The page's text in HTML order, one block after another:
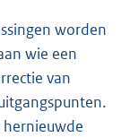
worden
wie een
van